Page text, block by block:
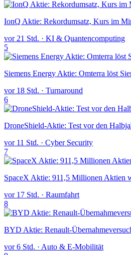
IonQ Aktie: Rekordumsatz, Kurs im
vor 21 Std. · KI & Quantencomputing
5
Siemens Energy Aktie: Omterra löst
vor 18 Std. · Turnaround
6
DroneShield-Aktie: Test vor den
vor 11 Std. · Cyber Security
7
SpaceX Aktie: 911,5 Millionen Aktien
vor 17 Std. · Raumfahrt
8
BYD Aktie: Renault-
vor 6 Std. · Auto & E-Mobilität